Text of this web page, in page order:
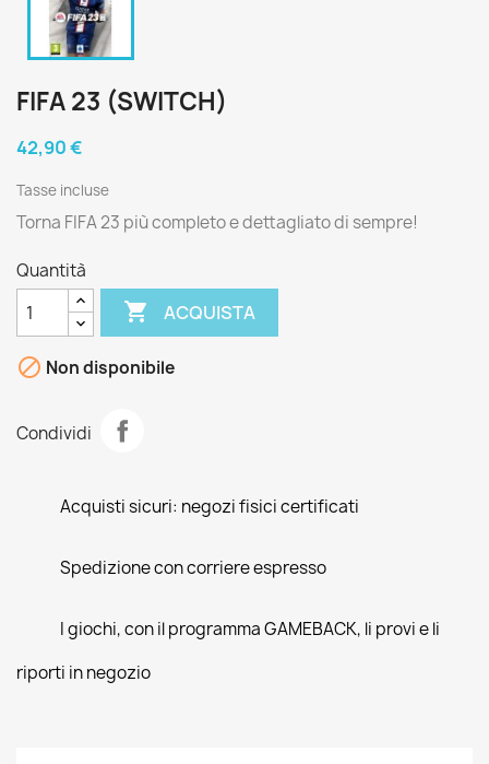
FIFA 23 (SWITCH)
42,90 €
Tasse incluse
Torna FIFA 23 più completo e dettagliato di sempre!
Quantità
 ACQUISTA
 Non disponibile
Condividi
Acquisti sicuri: negozi fisici certificati
Spedizione con corriere espresso
I giochi, con il programma GAMEBACK, li provi e li
riporti in negozio